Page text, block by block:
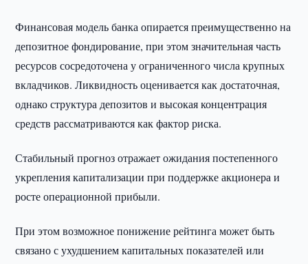
Финансовая модель банка опирается преимущественно на
депозитное фондирование, при этом значительная часть
ресурсов сосредоточена у ограниченного числа крупных
вкладчиков. Ликвидность оценивается как достаточная,
однако структура депозитов и высокая концентрация
средств рассматриваются как фактор риска.
Стабильный прогноз отражает ожидания постепенного
укрепления капитализации при поддержке акционера и
росте операционной прибыли.
При этом возможное понижение рейтинга может быть
связано с ухудшением капитальных показателей или